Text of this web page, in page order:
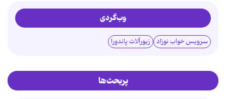
وب‌گردی
سرویس خواب نوزاد زیورآلات پاندورا
پربحث‌ها